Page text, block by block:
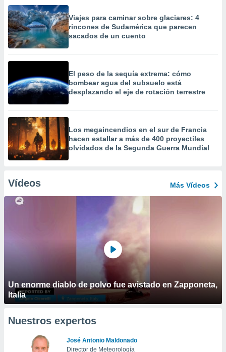
Viajes para caminar sobre glaciares: 4
rincones de Sudamérica que parecen
sacados de un cuento
El peso de la sequía extrema: cómo
bombear agua del subsuelo está
desplazando el eje de rotación terrestre
Los megaincendios en el sur de Francia
hacen estallar a más de 400 proyectiles
olvidados de la Segunda Guerra Mundial
Vídeos Más Vídeos
Un enorme diablo de polvo fue avistado en Zapponeta,
Italia
Nuestros expertos
José Antonio Maldonado
Director de Meteorología